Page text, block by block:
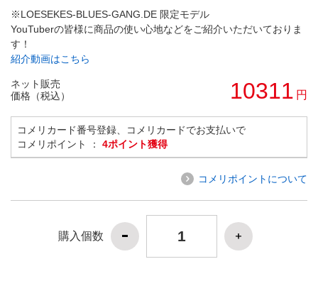
※LOESEKES-BLUES-GANG.DE 限定モデル
YouTuberの皆様に商品の使い心地などをご紹介いただいておりま
す！
紹介動画はこちら
ネット販売
価格（税込）
10311 円
コメリカード番号登録、コメリカードでお支払いで
コメリポイント ： 4ポイント獲得
コメリポイントについて
購入個数